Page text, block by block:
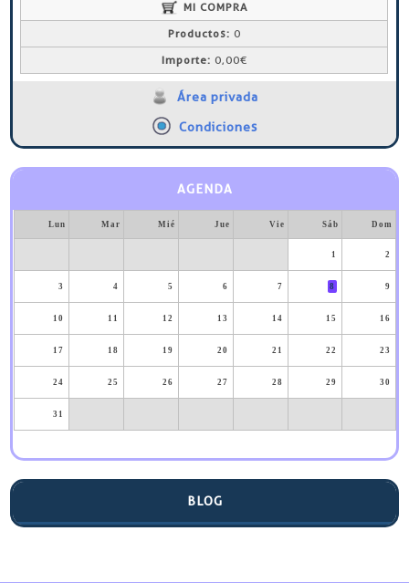
MI COMPRA
Productos: 0
Importe: 0,00€
Área privada
Condiciones
AGENDA
Lun Mar Mié Jue Vie Sáb Dom
1 2
3 4 5 6 7 8 9
10 11 12 13 14 15 16
17 18 19 20 21 22 23
24 25 26 27 28 29 30
31
BLOG